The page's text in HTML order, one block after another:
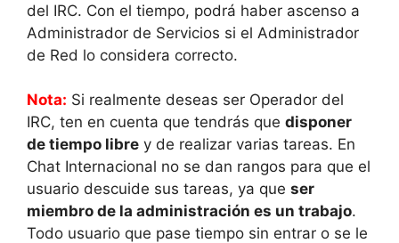
del IRC. Con el tiempo, podrá haber ascenso a
Administrador de Servicios si el Administrador
de Red lo considera correcto.
Nota: Si realmente deseas ser Operador del
IRC, ten en cuenta que tendrás que disponer
de tiempo libre y de realizar varias tareas. En
Chat Internacional no se dan rangos para que el
usuario descuide sus tareas, ya que ser
miembro de la administración es un trabajo.
Todo usuario que pase tiempo sin entrar o se le